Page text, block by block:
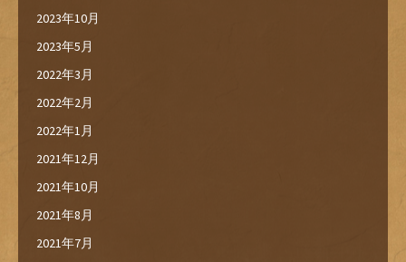
2023年10月
2023年5月
2022年3月
2022年2月
2022年1月
2021年12月
2021年10月
2021年8月
2021年7月